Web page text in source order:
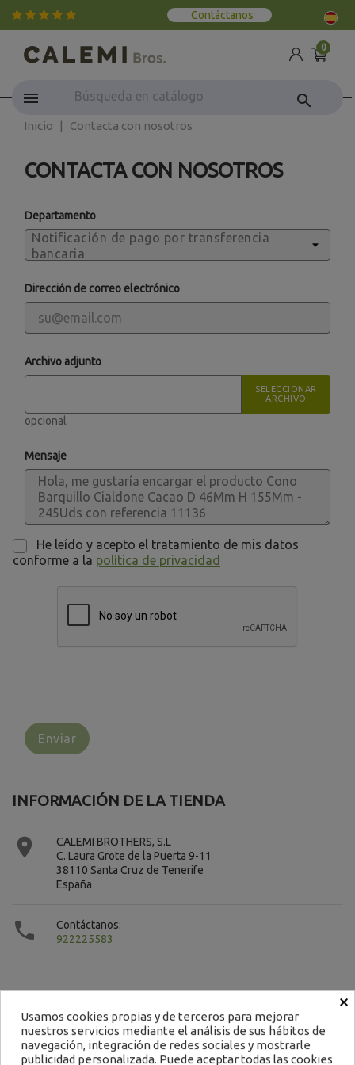
Contáctanos
0
search
Inicio Contacta con nosotros
CONTACTA CON NOSOTROS
Departamento
Dirección de correo electrónico
Archivo adjunto
SELECCIONAR
ARCHIVO
opcional
Mensaje
He leído y acepto el tratamiento de mis datos
conforme a la política de privacidad
INFORMACIÓN DE LA TIENDA

CALEMI BROTHERS, S.L
C. Laura Grote de la Puerta 9-11
38110 Santa Cruz de Tenerife
España

Contáctanos:
922225583
Contacto
×
Usamos cookies propias y de terceros para mejorar
nuestros servicios mediante el análisis de sus hábitos de
navegación, integración de redes sociales y mostrarle
publicidad personalizada. Puede aceptar todas las cookies